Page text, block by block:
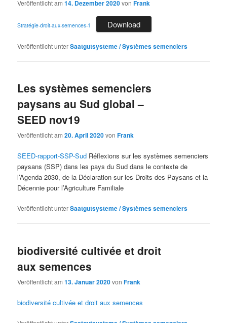
Veröffentlicht am14. Dezember 2020vonFrank
Stratégie-droit-aux-semences-1 Download
Veröffentlicht unterSaatgutsysteme / Systèmes semenciers
Les systèmes semenciers
paysans au Sud global –
SEED nov19
Veröffentlicht am20. April 2020vonFrank
SEED-rapport-SSP-Sud Réflexions sur les systèmes semenciers
paysans (SSP) dans les pays du Sud dans le contexte de
l’Agenda 2030, de la Déclaration sur les Droits des Paysans et la
Décennie pour l’Agriculture Familiale
Veröffentlicht unterSaatgutsysteme / Systèmes semenciers
biodiversité cultivée et droit
aux semences
Veröffentlicht am13. Januar 2020vonFrank
biodiversité cultivée et droit aux semences